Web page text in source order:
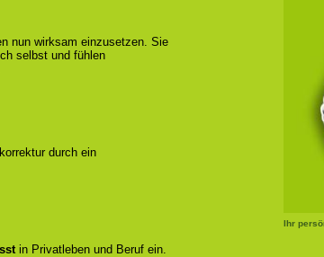
Ihr
nun wirksam einzusetzen. Sie
selbst und fühlen
durch ein
in Privatleben und Beruf ein.